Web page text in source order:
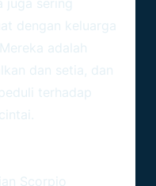
juga sering
dengan keluarga
adalah
dan setia, dan
terhadap
Scorpio